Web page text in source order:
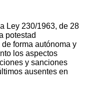
Ley 230/1963, de 28
potestad
forma autónoma y
los aspectos
y sanciones
ausentes en